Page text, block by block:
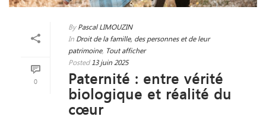
0
By Pascal LIMOUZIN
In Droit de la famille, des personnes et de leur
patrimoine, Tout afficher
Posted 13 juin 2025
Paternité : entre vérité
biologique et réalité du
cœur